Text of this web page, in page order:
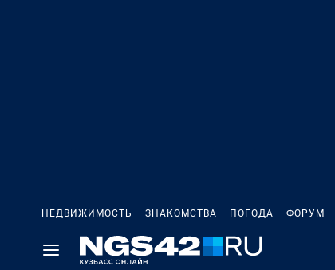
НЕДВИЖИМОСТЬ ЗНАКОМСТВА ПОГОДА ФОРУМ